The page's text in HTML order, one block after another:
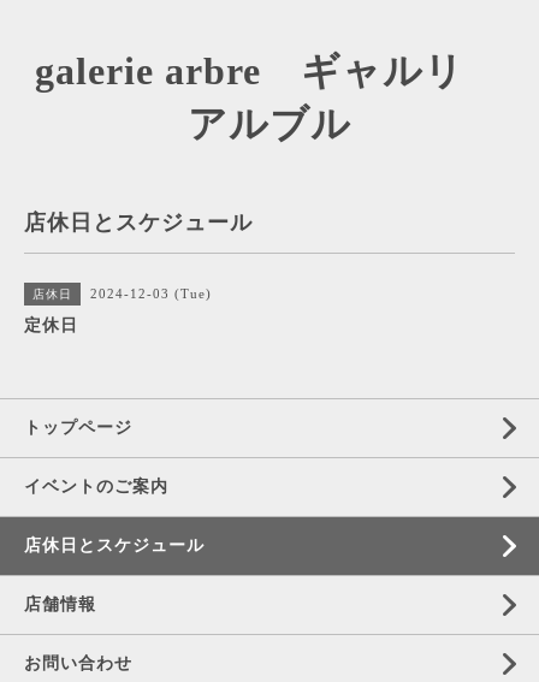
galerie arbre ギャルリ
アルブル
店休日とスケジュール
店休日 2024-12-03 (Tue)
定休日
トップページ
イベントのご案内
店休日とスケジュール
店舗情報
お問い合わせ